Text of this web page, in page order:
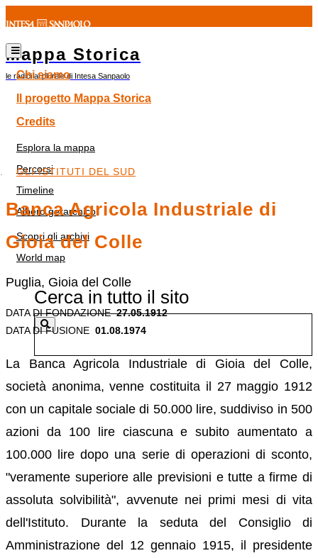
Mappa Storica
le radici al plurale di Intesa Sanpaolo
Chi siamo
Il progetto Mappa Storica
Credits
Esplora la mappa
Percorsi
Timeline
Albero gerarchico
Scopri gli archivi
World map
Cerca in tutto il sito
GLI ISTITUTI DEL SUD
Banca Agricola Industriale di
Gioia del Colle
Puglia, Gioia del Colle
DATA DI FONDAZIONE 27.05.1912
DATA DI FUSIONE 01.08.1974
La Banca Agricola Industriale di Gioia del Colle,
società anonima, venne costituita il 27 maggio 1912
con un capitale sociale di 50.000 lire, suddiviso in 500
azioni da 100 lire ciascuna e subito aumentato a
100.000 lire dopo una serie di operazioni di sconto,
"veramente superiore alle previsioni e tutte a firme di
assoluta solvibilità", avvenute nei primi mesi di vita
dell'Istituto. Durante la seduta del Consiglio di
Amministrazione del 12 gennaio 1915, il presidente